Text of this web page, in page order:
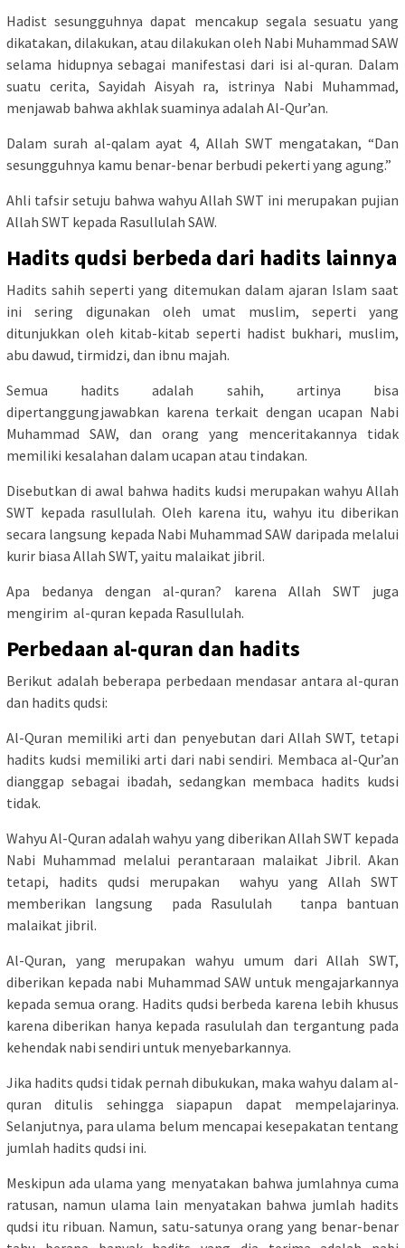
Hadist sesungguhnya dapat mencakup segala sesuatu yang
dikatakan, dilakukan, atau dilakukan oleh Nabi Muhammad SAW
selama hidupnya sebagai manifestasi dari isi al-quran. Dalam
suatu cerita, Sayidah Aisyah ra, istrinya Nabi Muhammad,
menjawab bahwa akhlak suaminya adalah Al-Qur’an.
Dalam surah al-qalam ayat 4, Allah SWT mengatakan, “Dan
sesungguhnya kamu benar-benar berbudi pekerti yang agung.”
Ahli tafsir setuju bahwa wahyu Allah SWT ini merupakan pujian
Allah SWT kepada Rasullulah SAW.
Hadits qudsi berbeda dari hadits lainnya
Hadits sahih seperti yang ditemukan dalam ajaran Islam saat
ini sering digunakan oleh umat muslim, seperti yang
ditunjukkan oleh kitab-kitab seperti hadist bukhari, muslim,
abu dawud, tirmidzi, dan ibnu majah.
Semua hadits adalah sahih, artinya bisa
dipertanggungjawabkan karena terkait dengan ucapan Nabi
Muhammad SAW, dan orang yang menceritakannya tidak
memiliki kesalahan dalam ucapan atau tindakan.
Disebutkan di awal bahwa hadits kudsi merupakan wahyu Allah
SWT kepada rasullulah. Oleh karena itu, wahyu itu diberikan
secara langsung kepada Nabi Muhammad SAW daripada melalui
kurir biasa Allah SWT, yaitu malaikat jibril.
Apa bedanya dengan al-quran? karena Allah SWT juga
mengirim al-quran kepada Rasullulah.
Perbedaan al-quran dan hadits
Berikut adalah beberapa perbedaan mendasar antara al-quran
dan hadits qudsi:
Al-Quran memiliki arti dan penyebutan dari Allah SWT, tetapi
hadits kudsi memiliki arti dari nabi sendiri. Membaca al-Qur’an
dianggap sebagai ibadah, sedangkan membaca hadits kudsi
tidak.
Wahyu Al-Quran adalah wahyu yang diberikan Allah SWT kepada
Nabi Muhammad melalui perantaraan malaikat Jibril. Akan
tetapi, hadits qudsi merupakan wahyu yang Allah SWT
memberikan langsung pada Rasululah tanpa bantuan
malaikat jibril.
Al-Quran, yang merupakan wahyu umum dari Allah SWT,
diberikan kepada nabi Muhammad SAW untuk mengajarkannya
kepada semua orang. Hadits qudsi berbeda karena lebih khusus
karena diberikan hanya kepada rasululah dan tergantung pada
kehendak nabi sendiri untuk menyebarkannya.
Jika hadits qudsi tidak pernah dibukukan, maka wahyu dalam al-
quran ditulis sehingga siapapun dapat mempelajarinya.
Selanjutnya, para ulama belum mencapai kesepakatan tentang
jumlah hadits qudsi ini.
Meskipun ada ulama yang menyatakan bahwa jumlahnya cuma
ratusan, namun ulama lain menyatakan bahwa jumlah hadits
qudsi itu ribuan. Namun, satu-satunya orang yang benar-benar